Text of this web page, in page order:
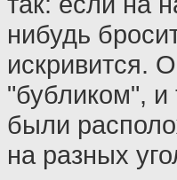
нибудь
искривится.
"бубликом", и
были
на разных